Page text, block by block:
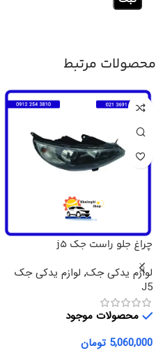
محصولات مرتبط
چراغ جلو راست جک j5
لوازم یدکی جک, لوازم یدکی جک
J5
محصولات موجود
5,060,000 تومان